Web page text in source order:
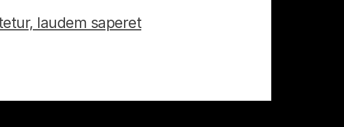
laudem saperet